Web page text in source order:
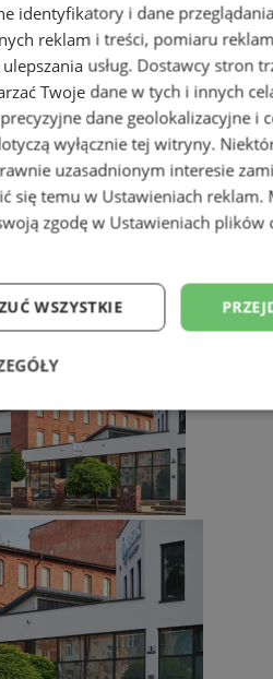
nad Bałtykiem w
Morze
identyfikatory i dane
reklam i treści, pomiaru
usług. Dostawcy stron
Twoje dane w tych i innych
dane geolokalizacyjne i
wyłącznie tej witryny.
uzasadnionym interesie
się temu w Ustawieniach reklam.
zgodę w Ustawieniach plików
WSZYSTKIE
Wydajność
Niesklasyfikowane
Targetowanie